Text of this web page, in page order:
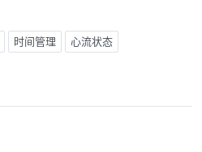
时间管理 心流状态